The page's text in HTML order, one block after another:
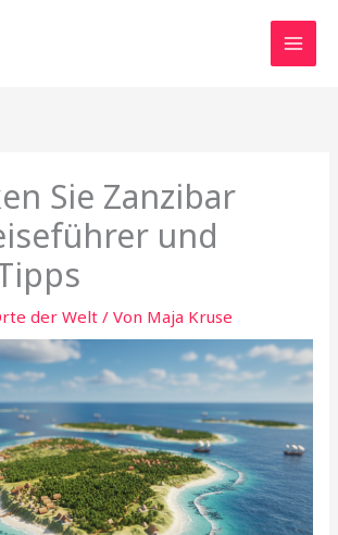
Sie Zanzibar
und
der Welt / Von Maja Kruse